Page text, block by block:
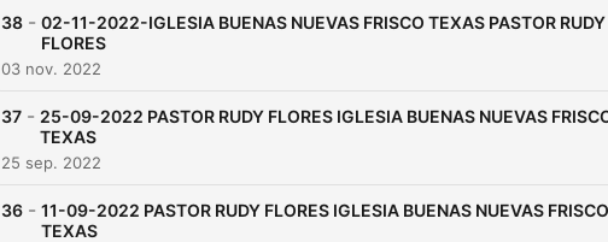
38 - 02-11-2022-IGLESIA BUENAS NUEVAS FRISCO TEXAS PASTOR RUDY
FLORES
03 nov. 2022
37 - 25-09-2022 PASTOR RUDY FLORES IGLESIA BUENAS NUEVAS
TEXAS
25 sep. 2022
36 - 11-09-2022 PASTOR RUDY FLORES IGLESIA BUENAS NUEVAS FRISCO
TEXAS